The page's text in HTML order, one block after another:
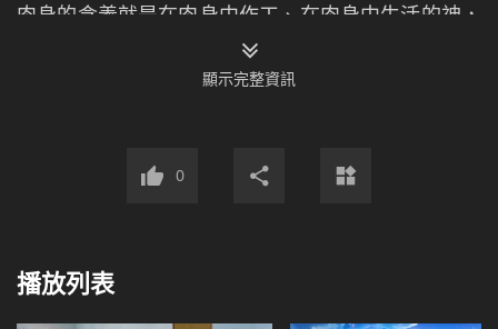
肉身的含義就是在肉身中作工、在肉身中生活的神，
神的實質成了肉身，成了人。」（《話在肉身顯
顯示完整資訊
0
播放列表